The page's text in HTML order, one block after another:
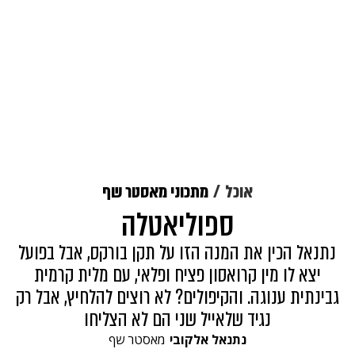
אוכל מתכוני מאסטר שף
ספוליאטלה
נתנאל הכין את המנה הזו על תקן בורקס, אבל בפועל
יצא לו מין קרואסון פציח ופלאי, עם מלית קרמית
גבינתית ענוגה. והקיפולים? לא רוצים להלחיץ, אבל רק
נגיד שלאייל שני הם לא הצליחו
נתנאל אלקובי מאסטר שף